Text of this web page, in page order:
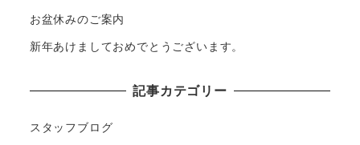
お盆休みのご案内
新年あけましておめでとうございます。
記事カテゴリー
スタッフブログ